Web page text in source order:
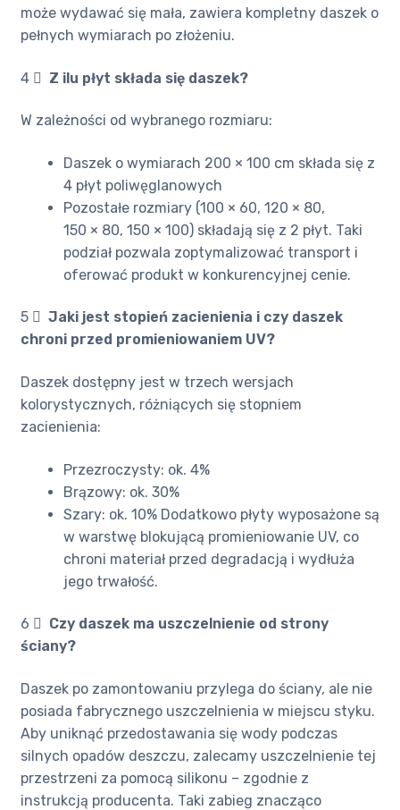
może wydawać się mała, zawiera kompletny daszek o
pełnych wymiarach po złożeniu.
4 ️⃣ Z ilu płyt składa się daszek?
W zależności od wybranego rozmiaru:
Daszek o wymiarach 200 × 100 cm składa się z
4 płyt poliwęglanowych
Pozostałe rozmiary (100 × 60, 120 × 80,
150 × 80, 150 × 100) składają się z 2 płyt. Taki
podział pozwala zoptymalizować transport i
oferować produkt w konkurencyjnej cenie.
5 ️⃣ Jaki jest stopień zacienienia i czy daszek
chroni przed promieniowaniem UV?
Daszek dostępny jest w trzech wersjach
kolorystycznych, różniących się stopniem
zacienienia:
Przezroczysty: ok. 4%
Brązowy: ok. 30%
Szary: ok. 10% Dodatkowo płyty wyposażone są
w warstwę blokującą promieniowanie UV, co
chroni materiał przed degradacją i wydłuża
jego trwałość.
6 ️⃣ Czy daszek ma uszczelnienie od strony
ściany?
Daszek po zamontowaniu przylega do ściany, ale nie
posiada fabrycznego uszczelnienia w miejscu styku.
Aby uniknąć przedostawania się wody podczas
silnych opadów deszczu, zalecamy uszczelnienie tej
przestrzeni za pomocą silikonu – zgodnie z
instrukcją producenta. Taki zabieg znacząco